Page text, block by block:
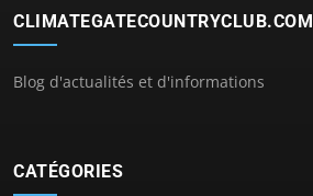
CLIMATEGATECOUNTRYCLUB.COM
Blog d'actualités et d'informations
CATÉGORIES